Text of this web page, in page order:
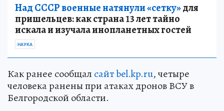
Над СССР военные натянули «сетку»для
пришельцев: как страна 13 лет тайно
искала и изучала инопланетных гостей
НАУКА
Как ранее сообщал сайт bel.kp.ru, четыре
человека ранены при атаках дронов ВСУ в
Белгородской области.